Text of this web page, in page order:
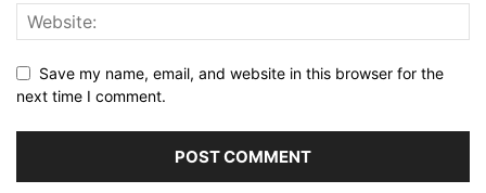
Save my name, email, and website in this browser for the
next time I comment.